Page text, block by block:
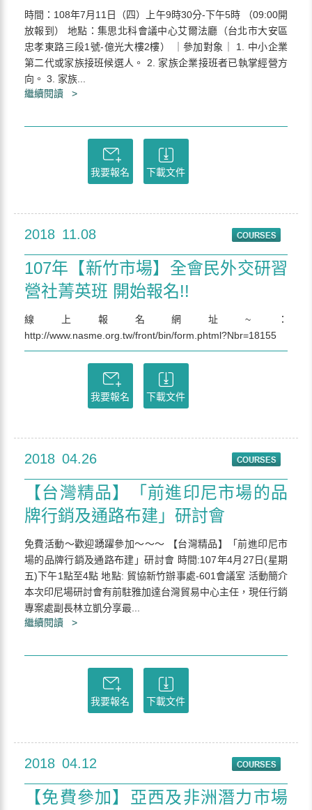
時間：108年7月11日（四）上午9時30分-下午5時 （09:00開
放報到） 地點：集思北科會議中心艾爾法廳（台北市大安區
忠孝東路三段1號-億光大樓2樓） ｜參加對象｜ 1. 中小企業
第二代或家族接班候選人。 2. 家族企業接班者已執掌經營方
向。 3. 家族...
繼續閱讀 >
我要報名 下載文件
2018 11.08
107年【新竹市場】全會民外交研習
營社菁英班 開始報名!!
線上報名網址~：
http://www.nasme.org.tw/front/bin/form.phtml?Nbr=18155
我要報名 下載文件
2018 04.26
【台灣精品】「前進印尼市場的品
牌行銷及通路布建」研討會
免費活動～歡迎踴躍參加～～～ 【台灣精品】「前進印尼市
場的品牌行銷及通路布建」研討會 時間:107年4月27日(星期
五)下午1點至4點 地點: 貿協新竹辦事處-601會議室 活動簡介
本次印尼場研討會有前駐雅加達台灣貿易中心主任，現任行銷
專案處副長林立凱分享最...
繼續閱讀 >
我要報名 下載文件
2018 04.12
【免費參加】亞西及非洲潛力市場